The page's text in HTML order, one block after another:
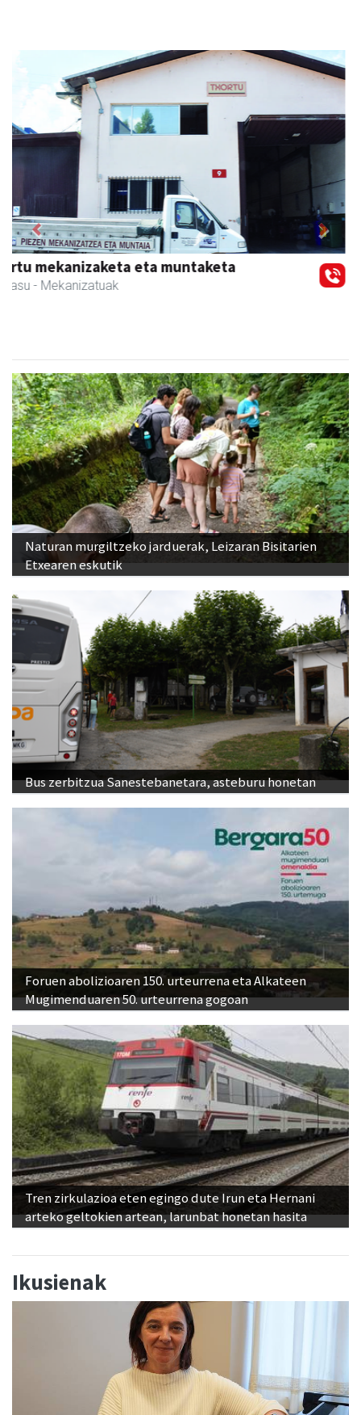
Kabela
Asteasu - Gozotegiak
Previous Next
Naturan murgiltzeko jarduerak, Leizaran Bisitarien
Etxearen eskutik
Bus zerbitzua Sanestebanetara, asteburu honetan
Foruen abolizioaren 150. urteurrena eta Alkateen
Mugimenduaren 50. urteurrena gogoan
Tren zirkulazioa eten egingo dute Irun eta Hernani
arteko geltokien artean, larunbat honetan hasita
Ikusienak